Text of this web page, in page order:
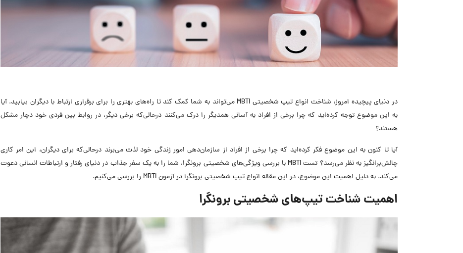
در دنیای پیچیده امروز، شناخت انواع تیپ شخصیتی MBTI می‌تواند به شما کمک کند تا راه‌های بهتری را برای برقراری ارتباط با دیگران بیابید. آیا
به این موضوع توجه کرده‌اید که چرا برخی از افراد به آسانی همدیگر را درک می‌کنند درحالی‌که برخی دیگر، در روابط بین فردی خود دچار مشکل
هستند؟
آیا تا کنون به این موضوع فکر کرده‌اید که چرا برخی از افراد از سازمان‌دهی امور زندگی خود لذت می‌برند درحالی‌که برای دیگران، این امر کاری
چالش‌برانگیز به نظر می‌رسد؟ تست MBTI با بررسی ویژگی‌های شخصیتی برونگرا، شما را به یک سفر جذاب در دنیای رفتار و ارتباطات انسانی دعوت
می‌کند. به دلیل اهمیت این موضوع، در این مقاله انواع تیپ شخصیتی برونگرا در آزمون MBTI را بررسی می‌کنیم.
اهمیت شناخت تیپ‌های شخصیتی برونگرا